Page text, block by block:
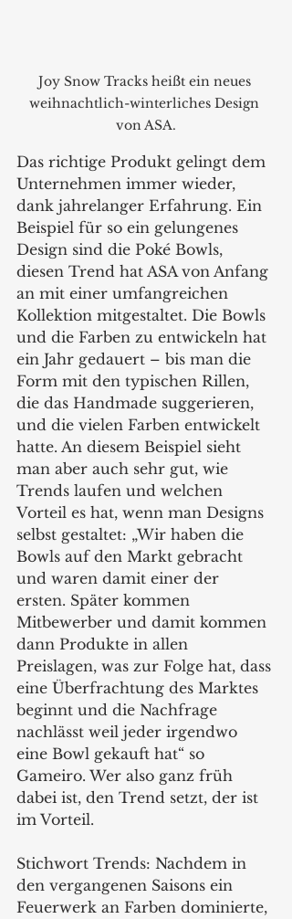
Joy Snow Tracks heißt ein neues
weihnachtlich-winterliches Design
von ASA.
Das richtige Produkt gelingt dem
Unternehmen immer wieder,
dank jahrelanger Erfahrung. Ein
Beispiel für so ein gelungenes
Design sind die Poké Bowls,
diesen Trend hat ASA von Anfang
an mit einer umfangreichen
Kollektion mitgestaltet. Die Bowls
und die Farben zu entwickeln hat
ein Jahr gedauert – bis man die
Form mit den typischen Rillen,
die das Handmade suggerieren,
und die vielen Farben entwickelt
hatte. An diesem Beispiel sieht
man aber auch sehr gut, wie
Trends laufen und welchen
Vorteil es hat, wenn man Designs
selbst gestaltet: „Wir haben die
Bowls auf den Markt gebracht
und waren damit einer der
ersten. Später kommen
Mitbewerber und damit kommen
dann Produkte in allen
Preislagen, was zur Folge hat, dass
eine Überfrachtung des Marktes
beginnt und die Nachfrage
nachlässt weil jeder irgendwo
eine Bowl gekauft hat“ so
Gameiro. Wer also ganz früh
dabei ist, den Trend setzt, der ist
im Vorteil.
Stichwort Trends: Nachdem in
den vergangenen Saisons ein
Feuerwerk an Farben dominierte,